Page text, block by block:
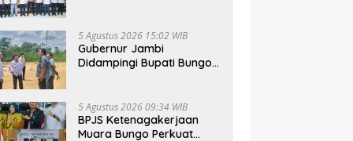
hingga ke Desa
5 Agustus 2026 15:02 WIB
Gubernur Jambi
Didampingi Bupati Bungo
5 Agustus 2026 09:34 WIB
BPJS Ketenagakerjaan
Muara Bungo Perkuat